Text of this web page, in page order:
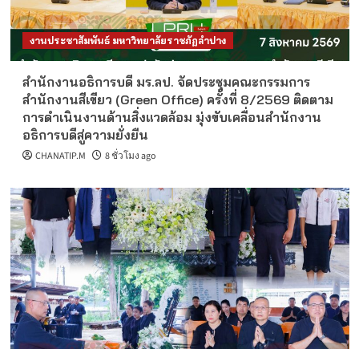
งานประชาสัมพันธ์ มหาวิทยาลัยราชภัฏลำปาง
สำนักงานอธิการบดี มร.ลป. จัดประชุมคณะกรรมการ
สำนักงานสีเขียว (Green Office) ครั้งที่ 8/2569 ติดตาม
การดำเนินงานด้านสิ่งแวดล้อม มุ่งขับเคลื่อนสำนักงาน
อธิการบดีสู่ความยั่งยืน
CHANATIP.M 8 ชั่วโมง ago